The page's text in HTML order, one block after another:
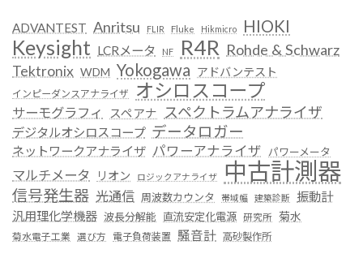
ADVANTEST Anritsu FLIR Fluke Hikmicro HIOKI
Keysight LCRメータ NF R4R Rohde & Schwarz
Tektronix WDM Yokogawa アドバンテスト
インピーダンスアナライザ オシロスコープ
サーモグラフィ スペアナ スペクトラムアナライザ
デジタルオシロスコープ データロガー
ネットワークアナライザ パワーアナライザ パワーメータ
マルチメータ リオン ロジックアナライザ 中古計測器
信号発生器 光通信 周波数カウンタ 帯域幅 建築診断
振動計
汎用理化学機器 波長分解能 直流安定化電源 研究所 菊水
菊水電子工業 選び方 電子負荷装置 騒音計 高砂製作所